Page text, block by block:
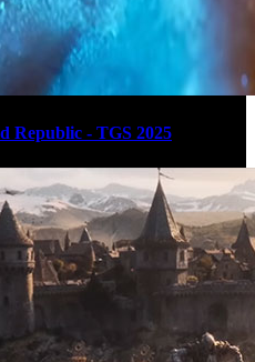
Republic - TGS 2025